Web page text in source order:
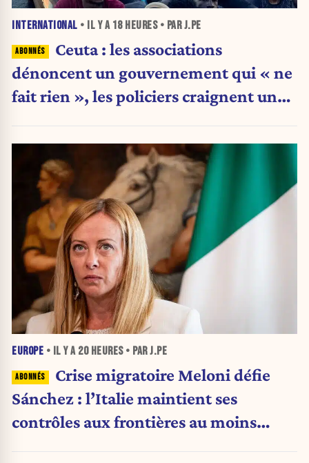
INTERNATIONAL • IL Y A 18 HEURES• PAR J.PE
Ceuta : les associations
dénoncent un gouvernement qui « ne
fait rien », les policiers craignent une
EUROPE • IL Y A 20 HEURES• PAR J.PE
Crise migratoire Meloni défie
Sánchez : l’Italie maintient ses
contrôles aux frontières au moins